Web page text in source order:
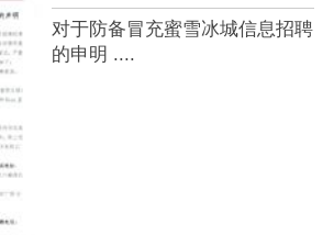
对于防备冒充蜜雪冰城信息招聘
的申明 ....